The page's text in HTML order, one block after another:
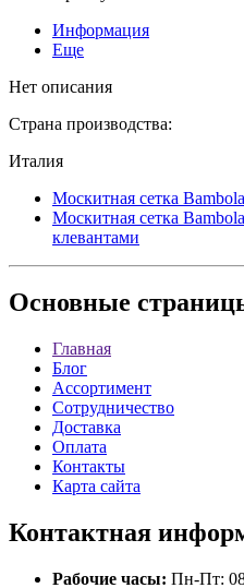
Информация
Еще
Нет описания
Страна производства:
Италия
Москитная сетка
Москитная сетка
клевантами
Основные
Главная
Блог
Ассортимент
Сотрудничество
Доставка
Оплата
Контакты
Карта сайта
Контактная
Рабочие часы: Пн-Пт: